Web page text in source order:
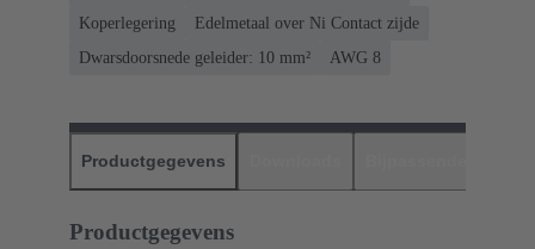
Koperlegering
Edelmetaal over Ni Contact zijde
Dwarsdoorsnede geleider: 10 mm²
AWG 8
Productgegevens
Productgegevens